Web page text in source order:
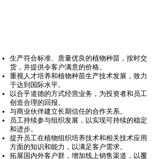
生产符合标准、质量优良的植物种苗，按时交
货，并提供令客户满意的价格。
重视人才培养和植物种苗生产技术发展，致力
于达到国际水平。
以合乎道德的方式经营业务，为投资者和员工
创造合理的回报。
与商业伙伴建立长期信任的合作关系。
员工持续参与组织发展，以实现可持续的稳定
和进步。
提升员工在植物组织培养技术和相关技术应用
方面的知识和能力，以满足客户需求。
拓展国内外客户群，增加线上销售渠道，以覆